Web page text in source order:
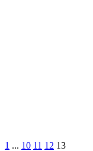
1 ... 10 11 12 13